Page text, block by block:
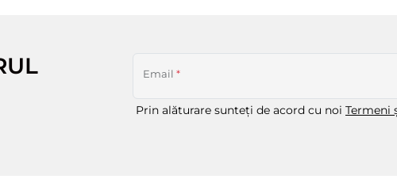
Email *
Prin alăturare sunteți de acord cu noi Termeni